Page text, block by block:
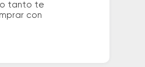
tanto te
con